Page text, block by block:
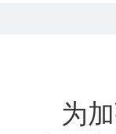
为